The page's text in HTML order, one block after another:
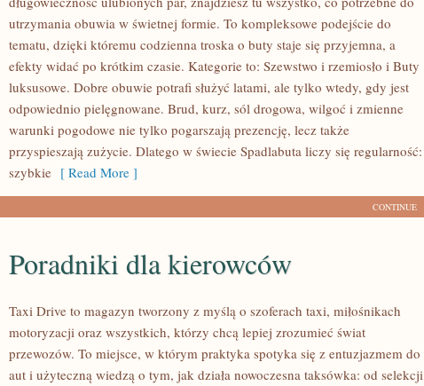
utrzymania obuwia w świetnej formie. To kompleksowe podejście do
tematu, dzięki któremu codzienna troska o buty staje się przyjemna, a
efekty widać po krótkim czasie. Kategorie to: Szewstwo i rzemiosło i Buty
luksusowe. Dobre obuwie potrafi służyć latami, ale tylko wtedy, gdy jest
odpowiednio pielęgnowane. Brud, kurz, sól drogowa, wilgoć i zmienne
warunki pogodowe nie tylko pogarszają prezencję, lecz także
przyspieszają zużycie. Dlatego w świecie Spadlabuta liczy się regularność:
szybkie [ Read More ]
CONTINUE
Poradniki dla kierowców
Taxi Drive to magazyn tworzony z myślą o szoferach taxi, miłośnikach
motoryzacji oraz wszystkich, którzy chcą lepiej zrozumieć świat
przewozów. To miejsce, w którym praktyka spotyka się z entuzjazmem do
aut i użyteczną wiedzą o tym, jak działa nowoczesna taksówka: od selekcji